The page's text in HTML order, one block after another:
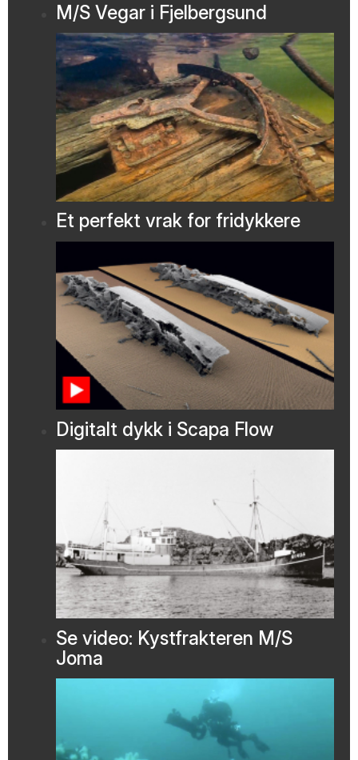
M/S Vegar i Fjelbergsund
Et perfekt vrak for fridykkere
Digitalt dykk i Scapa Flow
Se video: Kystfrakteren M/S
Joma